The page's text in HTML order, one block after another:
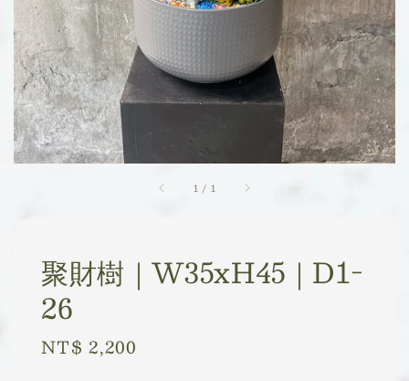
1 / 1
聚財樹｜W35xH45｜D1-
26
Regular
NT$ 2,200